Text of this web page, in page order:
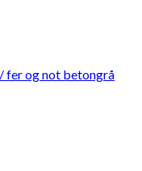
fer og not betongrå